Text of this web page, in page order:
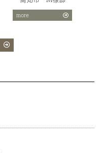
more